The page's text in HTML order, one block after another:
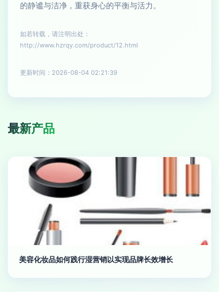
的静谧与洁净，重获身心的平衡与活力。
如若转载，请注明出处：
http://www.hzrqy.com/product/12.html
更新时间：2026-08-04 02:21:39
最新产品
美容化妆品如何践行湿营销以实现品牌长效增长